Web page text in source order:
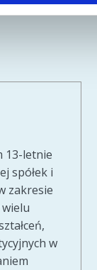
13-letnie
spółek i
zakresie
wielu
w